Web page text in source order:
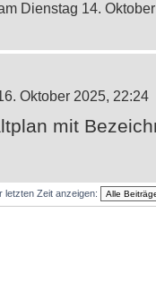
Dienstag 14.
Oktober 2025, 22:24
mit
letzten Zeit anzeigen: